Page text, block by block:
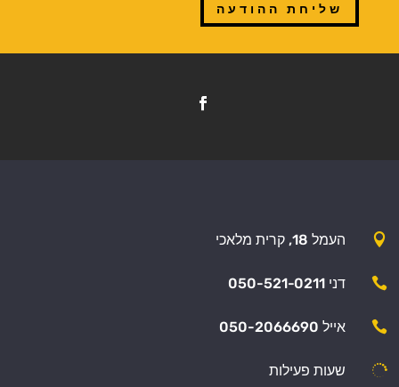
שליחת ההודעה
 העמל 18, קרית מלאכי
 דני 050-521-0211
 אייל 050-2066690
 שעות פעילות